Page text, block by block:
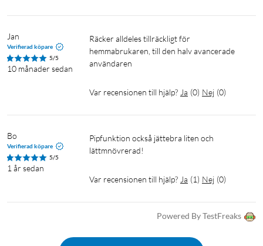
Jan
Verifierad köpare
5/5
10 månader sedan
Räcker alldeles tillräckligt för
hemmabrukaren, till den halv avancerade
användaren
Var recensionen till hjälp? Ja (0) Nej (0)
Bo
Verifierad köpare
5/5
1 år sedan
Pipfunktion också jättebra liten och
lättmnövrerad!
Var recensionen till hjälp? Ja (1) Nej (0)
Powered By TestFreaks